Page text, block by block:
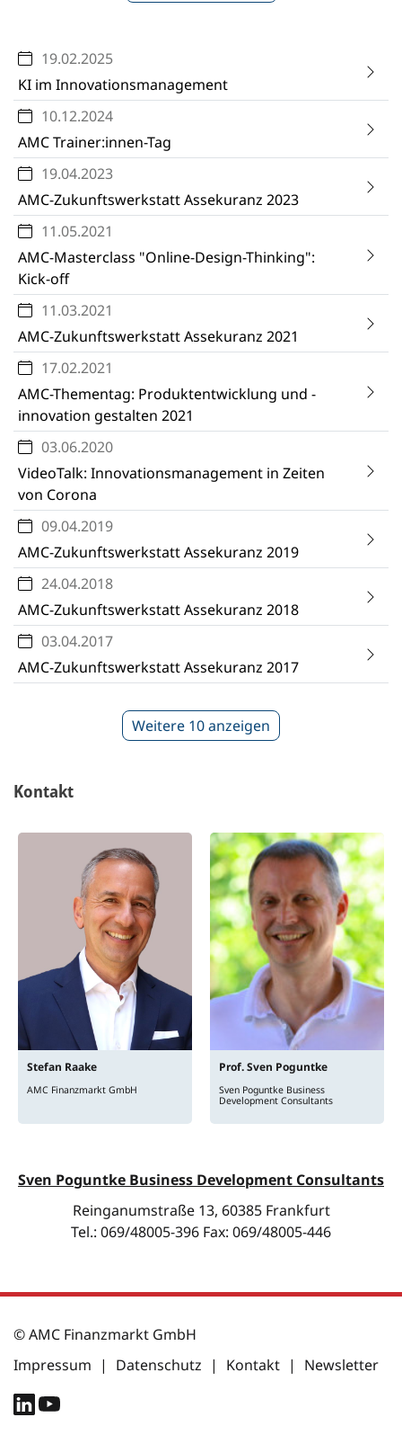
19.02.2025
KI im Innovationsmanagement
10.12.2024
AMC Trainer:innen-Tag
19.04.2023
AMC-Zukunftswerkstatt Assekuranz 2023
11.05.2021
AMC-Masterclass "Online-Design-Thinking":
Kick-off
11.03.2021
AMC-Zukunftswerkstatt Assekuranz 2021
17.02.2021
AMC-Thementag: Produktentwicklung und -
innovation gestalten 2021
03.06.2020
VideoTalk: Innovationsmanagement in Zeiten
von Corona
09.04.2019
AMC-Zukunftswerkstatt Assekuranz 2019
24.04.2018
AMC-Zukunftswerkstatt Assekuranz 2018
03.04.2017
AMC-Zukunftswerkstatt Assekuranz 2017
Weitere 10 anzeigen
Kontakt
Stefan Raake
AMC Finanzmarkt GmbH
Prof.Sven Poguntke
Sven Poguntke Business
Development Consultants
Sven Poguntke Business Development Consultants
Reinganumstraße 13, 60385 Frankfurt
Tel.: 069/48005-396 Fax: 069/48005-446
© AMC Finanzmarkt GmbH
Impressum | Datenschutz | Kontakt | Newsletter